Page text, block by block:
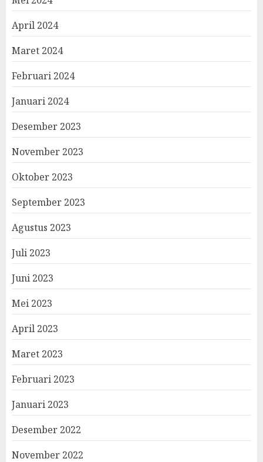
April 2024
Maret 2024
Februari 2024
Januari 2024
Desember 2023
November 2023
Oktober 2023
September 2023
Agustus 2023
Juli 2023
Juni 2023
Mei 2023
April 2023
Maret 2023
Februari 2023
Januari 2023
Desember 2022
November 2022